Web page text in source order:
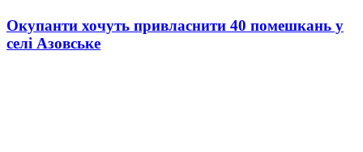
Окупанти хочуть привласнити 40 помешкань у
селі Азовське